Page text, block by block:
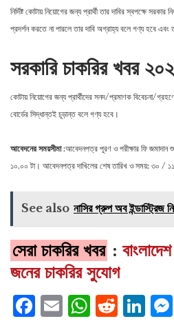
নির্দিষ্ট কোটায় নিয়োগের জন্য প্রার্থী তার দাবির স্বপক্ষে
প্রদর্শন করতে না পারলে তার দাবি অগ্রাহ্য বলে গণ্য হবে এবং
সরকারি চাকরির খবর
কোটায় নিয়োগের জন্য প্রার্থীদের সনদ/প্রমাণক বিবেচনা/গ্রহণের
বোর্ডের সিদ্ধান্তই চূড়ান্ত বলে গণ্য হবে।
আবেদনের সময়সীমা:আবেদনপত্র পূরণ ও পরীক্ষার ফি
১০.০০ টা। আবেদনপত্র দাখিলের শেষ তারিখ ও সময়: ৩০ /
See also নাসির গ্রুপ অব ইন্ডাস্ট্রিজ
সেরা চাকরির খবর :
জনের চাকরির সুযোগ
Facebook
Email